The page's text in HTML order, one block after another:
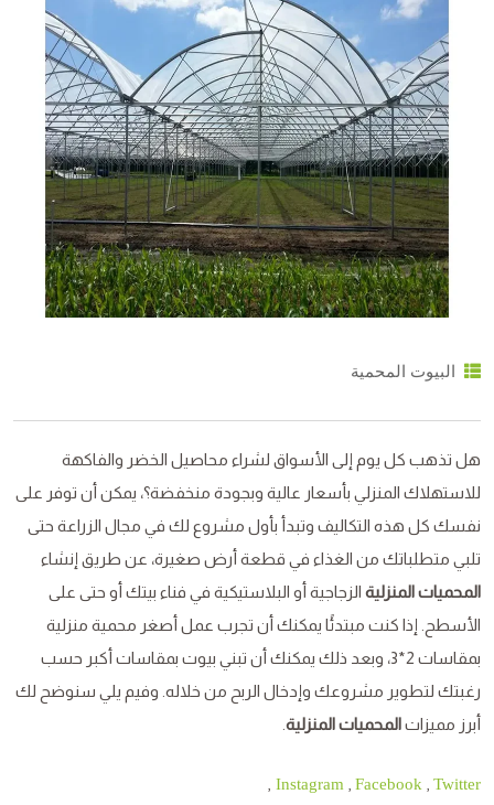
البيوت المحمية
هل تذهب كل يوم إلى الأسواق لشراء محاصيل الخضر والفاكهة
للاستهلاك المنزلي بأسعار عالية وبجودة منخفضة؟، يمكن أن توفر على
نفسك كل هذه التكاليف وتبدأ بأول مشروع لك في مجال الزراعة حتى
تلبي متطلباتك من الغذاء في قطعة أرض صغيرة، عن طريق إنشاء
المحميات المنزلية الزجاجية أو البلاستيكية في فناء بيتك أو حتى على
الأسطح. إذا كنت مبتدئًا يمكنك أن تجرب عمل أصغر محمية منزلية
بمقاسات 2*3، وبعد ذلك يمكنك أن تبني بيوت بمقاسات أكبر حسب
رغبتك لتطوير مشروعك وإدخال الربح من خلاله. وفيم يلي سنوضح لك
أبرز مميزاتالمحميات المنزلية
Instagram Facebook Twitter